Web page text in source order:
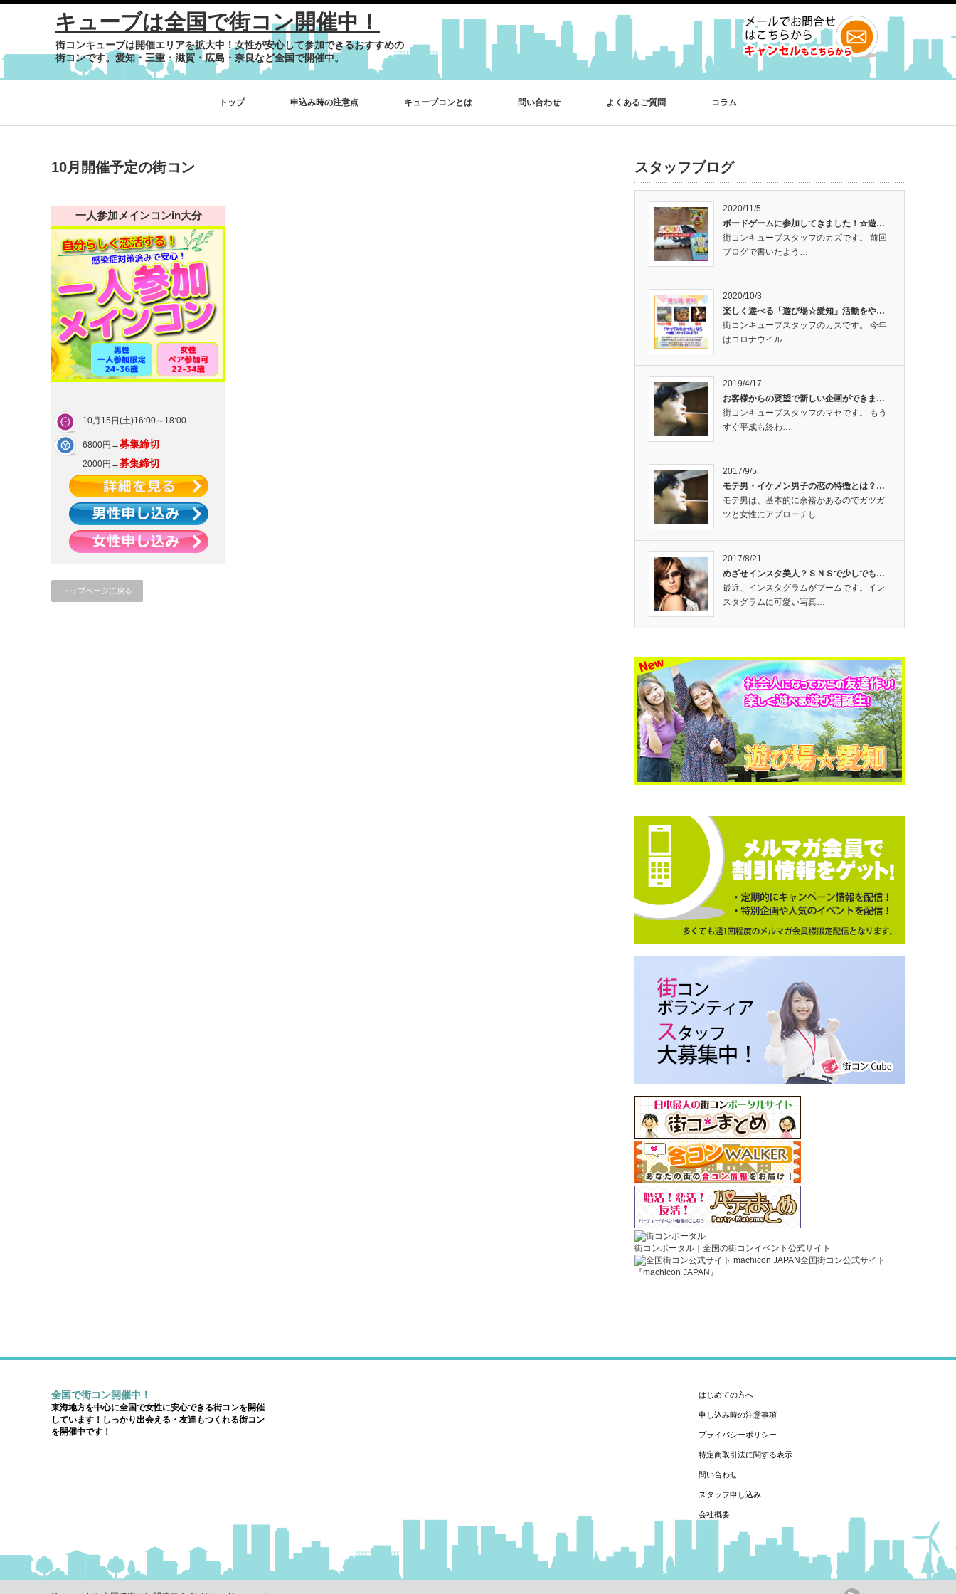
キューブは全国で街コン開催中！
街コンキューブは開催エリアを拡大中！女性が安心して参加できるおすすめの
街コンです。愛知・三重・滋賀・広島・奈良など全国で開催中。
トップ 申込み時の注意点 キューブコンとは 問い合わせ よくあるご質問 コラム
10月開催予定の街コン
一人参加メインコンin大分
10月15日(土)16:00～18:00
6800円→募集締切
2000円→募集締切
トップページに戻る
スタッフブログ
2020/11/5
ボードゲームに参加してきました！☆遊…
街コンキューブスタッフのカズです。 前回
ブログで書いたよう…
2020/10/3
楽しく遊べる「遊び場☆愛知」活動をや…
街コンキューブスタッフのカズです。 今年
はコロナウイル…
2019/4/17
お客様からの要望で新しい企画ができま…
街コンキューブスタッフのマセです。 もう
すぐ平成も終わ…
2017/9/5
モテ男・イケメン男子の恋の特徴とは？…
モテ男は、基本的に余裕があるのでガツガ
ツと女性にアプローチし…
2017/8/21
めざせインスタ美人？ＳＮＳで少しでも…
最近、インスタグラムがブームです。イン
スタグラムに可愛い写真…
街コンポータル｜全国の街コンイベント公式サイト
全国街コン公式サイト
『machicon JAPAN』
全国で街コン開催中！
東海地方を中心に全国で女性に安心できる街コンを開催
しています！しっかり出会える・友達もつくれる街コン
を開催中です！
はじめての方へ
申し込み時の注意事項
プライバシーポリシー
特定商取引法に関する表示
問い合わせ
スタッフ申し込み
会社概要